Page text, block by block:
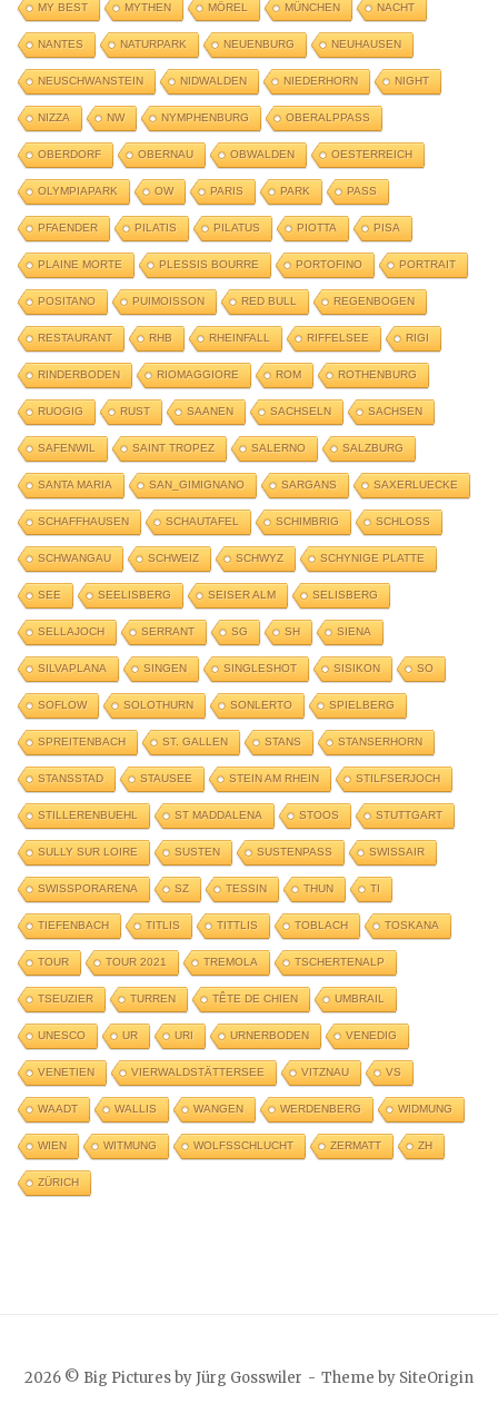
MY BEST MYTHEN MÖREL MÜNCHEN NACHT
NANTES NATURPARK NEUENBURG NEUHAUSEN
NEUSCHWANSTEIN NIDWALDEN NIEDERHORN NIGHT
NIZZA NW NYMPHENBURG OBERALPPASS
OBERDORF OBERNAU OBWALDEN OESTERREICH
OLYMPIAPARK OW PARIS PARK PASS
PFAENDER PILATIS PILATUS PIOTTA PISA
PLAINE MORTE PLESSIS BOURRE PORTOFINO PORTRAIT
POSITANO PUIMOISSON RED BULL REGENBOGEN
RESTAURANT RHB RHEINFALL RIFFELSEE RIGI
RINDERBODEN RIOMAGGIORE ROM ROTHENBURG
RUOGIG RUST SAANEN SACHSELN SACHSEN
SAFENWIL SAINT TROPEZ SALERNO SALZBURG
SANTA MARIA SAN_GIMIGNANO SARGANS SAXERLUECKE
SCHAFFHAUSEN SCHAUTAFEL SCHIMBRIG SCHLOSS
SCHWANGAU SCHWEIZ SCHWYZ SCHYNIGE PLATTE
SEE SEELISBERG SEISER ALM SELISBERG
SELLAJOCH SERRANT SG SH SIENA
SILVAPLANA SINGEN SINGLESHOT SISIKON SO
SOFLOW SOLOTHURN SONLERTO SPIELBERG
SPREITENBACH ST. GALLEN STANS STANSERHORN
STANSSTAD STAUSEE STEIN AM RHEIN STILFSERJOCH
STILLERENBUEHL ST MADDALENA STOOS STUTTGART
SULLY SUR LOIRE SUSTEN SUSTENPASS SWISSAIR
SWISSPORARENA SZ TESSIN THUN TI
TIEFENBACH TITLIS TITTLIS TOBLACH TOSKANA
TOUR TOUR 2021 TREMOLA TSCHERTENALP
TSEUZIER TURREN TÊTE DE CHIEN UMBRAIL
UNESCO UR URI URNERBODEN VENEDIG
VENETIEN VIERWALDSTÄTTERSEE VITZNAU VS
WAADT WALLIS WANGEN WERDENBERG WIDMUNG
WIEN WITMUNG WOLFSSCHLUCHT ZERMATT ZH
ZÜRICH
2026 © Big Pictures by Jürg Gosswiler Theme by SiteOrigin